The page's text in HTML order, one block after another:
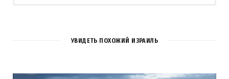
УВИДЕТЬ ПОХОЖИЙ ИЗРАИЛЬ